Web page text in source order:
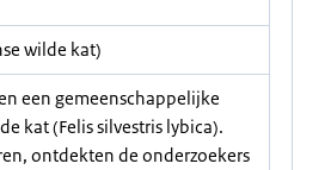
wilde kat)
een gemeenschappelijke
kat (Felis silvestris lybica).
ontdekten de onderzoekers